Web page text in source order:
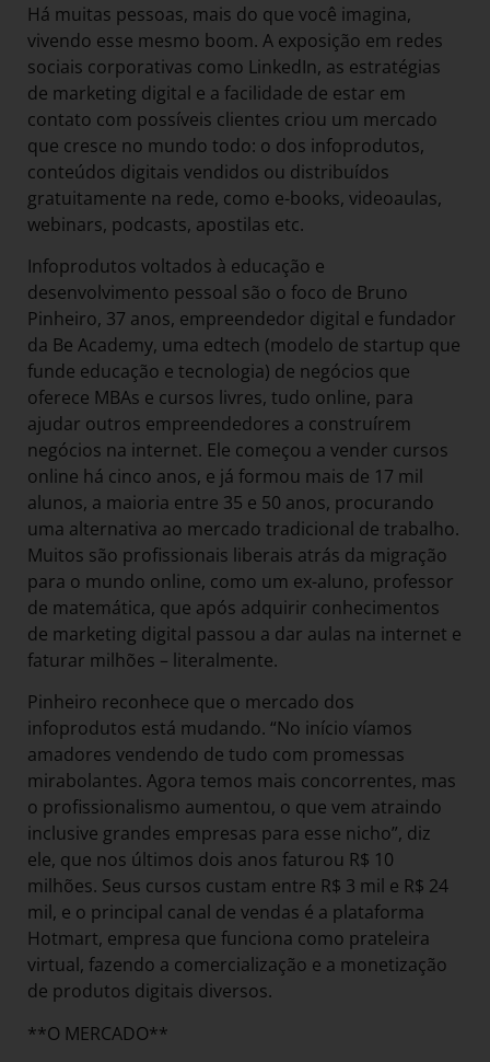
Há muitas pessoas, mais do que você imagina,
vivendo esse mesmo boom. A exposição em redes
sociais corporativas como LinkedIn, as estratégias
de marketing digital e a facili­­­dade de estar em
contato com possíveis clientes criou um mercado
que cresce no mundo todo: o dos infoprodutos,
conteúdos digitais vendidos ou distribuídos
gratuitamente na rede, como e-books, videoaulas,
webinars, podcasts, apostilas etc.
Infoprodutos voltados à educação e
desenvolvimento pessoal são o foco de Bruno
Pinheiro, 37 anos, empreendedor digital e fundador
da Be Academy, uma edtech (modelo de startup que
funde educação e tecnologia) de negócios que
oferece MBAs e cursos livres, tudo online, para
ajudar outros empreendedores a construírem
negócios na internet. Ele começou a vender cursos
online há cinco anos, e já formou mais de 17 mil
alunos, a maioria entre 35 e 50 anos, procurando
uma alternativa ao mercado tradicional de trabalho.
Muitos são profissionais liberais atrás da migração
para o mundo online, como um ex-aluno, professor
de matemática, que após adquirir conhecimentos
de marketing digital passou a dar aulas na internet e
faturar milhões – literalmente.
Pinheiro reconhece que o mercado dos
infoprodutos está mudando. “No início víamos
amadores vendendo de tudo com promessas
mirabolantes. Agora temos mais concorrentes, mas
o profissionalismo aumentou, o que vem atraindo
inclusive grandes empresas para esse nicho”, diz
ele, que nos últimos dois anos faturou R$ 10
milhões. Seus cursos custam entre R$ 3 mil e R$ 24
mil, e o principal canal de vendas é a plataforma
Hotmart, empresa que funciona como prateleira
virtual, fazendo a comercialização e a monetização
de produtos digitais diversos.
**O MERCADO**